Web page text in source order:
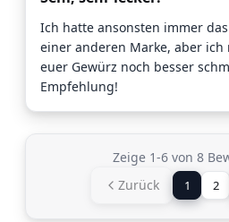
Ich hatte ansonsten immer
einer anderen Marke, aber ich
euer Gewürz noch besser
Empfehlung!
Zeige 1-6 von 8
Zurück
1 2